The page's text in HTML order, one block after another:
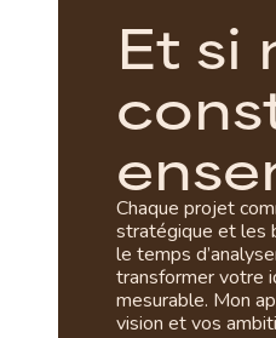
Et si
cons
ense
Chaque projet
stratégique et les
le temps
transformer votre
mesurable. Mon
vision et vos